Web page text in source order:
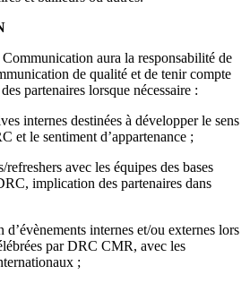
aura la responsabilité de
de qualité et de tenir compte
partenaires lorsque nécessaire :
internes destinées à développer le sens
et le sentiment d’appartenance ;
avec les équipes des bases
implication des partenaires dans
internes et/ou externes lors
par DRC CMR, avec les
;